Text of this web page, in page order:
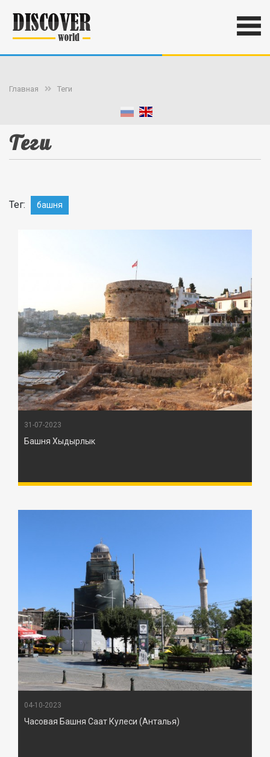
Главная Теги
Теги
Тег: башня
31-07-2023
Башня Хыдырлык
04-10-2023
Часовая Башня Саат Кулеси (Анталья)